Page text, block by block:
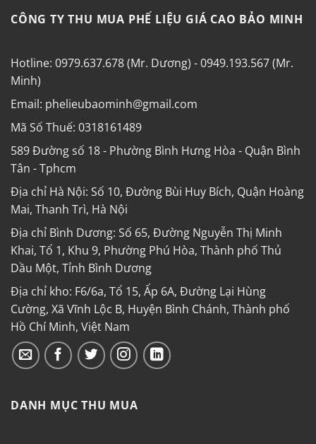
CÔNG TY THU MUA PHẾ LIỆU GIÁ CAO BẢO MINH
Hotline: 0979.637.678 (Mr. Dương) - 0949.193.567 (Mr.
Minh)
Email: phelieubaominh@gmail.com
Mã Số Thuế: 0318161489
589 Đường số 18 - Phường Bình Hưng Hòa - Quận Bình
Tân - Tphcm
Địa chỉ Hà Nội: Số 10, Đường Bùi Huy Bích, Quận Hoàng
Mai, Thanh Trì, Hà Nội
Địa chỉ Bình Dương: Số 65, Đường Nguyễn Thị Minh
Khai, Tổ 1, Khu 9, Phường Phú Hòa, Thành phố Thủ
Dầu Một, Tỉnh Bình Dương
Địa chỉ kho: F6/6a, Tổ 15, Ấp 6A, Đường Lại Hùng
Cường, Xã Vĩnh Lộc B, Huyện Bình Chánh, Thành phố
Hồ Chí Minh, Việt Nam
DANH MỤC THU MUA